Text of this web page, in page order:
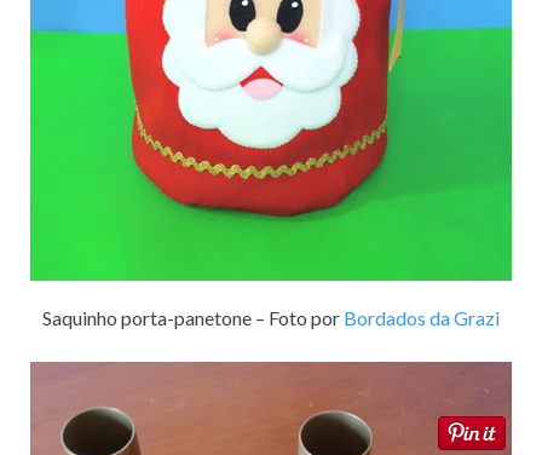
Saquinho porta-panetone – Foto por Bordados da Grazi